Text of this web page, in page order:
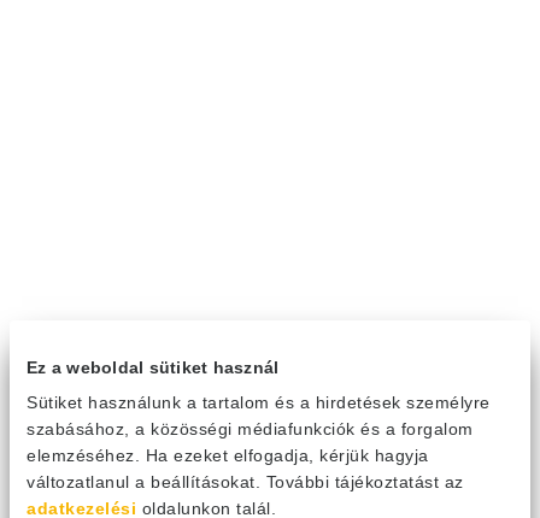
Ez a weboldal sütiket használ
Sütiket használunk a tartalom és a hirdetések személyre
szabásához, a közösségi médiafunkciók és a forgalom
elemzéséhez. Ha ezeket elfogadja, kérjük hagyja
változatlanul a beállításokat. További tájékoztatást az
adatkezelési oldalunkon talál.